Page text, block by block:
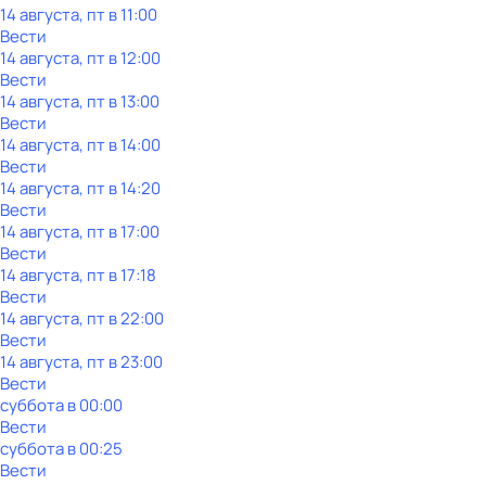
14 августа, пт в 11:00
Вести
14 августа, пт в 12:00
Вести
14 августа, пт в 13:00
Вести
14 августа, пт в 14:00
Вести
14 августа, пт в 14:20
Вести
14 августа, пт в 17:00
Вести
14 августа, пт в 17:18
Вести
14 августа, пт в 22:00
Вести
14 августа, пт в 23:00
Вести
субботав00:00
Вести
субботав00:25
Вести